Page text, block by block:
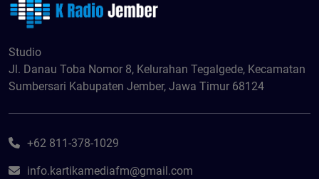
Studio
Jl. Danau Toba Nomor 8, Kelurahan Tegalgede, Kecamatan
Sumbersari Kabupaten Jember, Jawa Timur 68124
+62 811-378-1029
info.kartikamediafm@gmail.com